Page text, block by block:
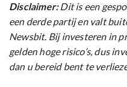
Disclaimer:Dit is een
een derde partij en valt
Newsbit. Bij investeren in
gelden hoge risico’s, dus
dan u bereid bent te